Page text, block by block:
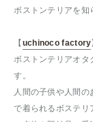
ボストンテリアを知
【 uchinoco factory
ボストンテリアオタ
す。
人間の子供や人間
で着られるボステリ